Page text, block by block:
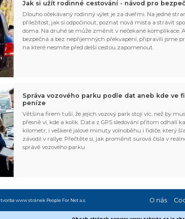
Jak si užít rodinné cestování - návod pro
Dlouho očekávaný rodinný výlet je za dveřmi. Na jedné
příležitost, jak si odpočinout, poznat nová místa a strávit
doma. Na druhé se může změnit v nečekané komplikace.
bezpečná a bez nepříjemných překvapení, připravili jsme
na které nesmíte před delší cestou zapomenout.
Správa vozového parku podle dat aneb kde ve
peníze
Většina firem tuší, že jejich vozový park stojí víc, než by
přesně ví, kde a kolik. Data z GPS sledování přitom odhalí
kilometr, i veškeré jalové minuty volnoběhu i řidiče, který
závodil v rallye. Přečtěte si, jak proměnit surová čísla v
správě vozového parku.
tvorba www stránek People For Net a.s. O nás